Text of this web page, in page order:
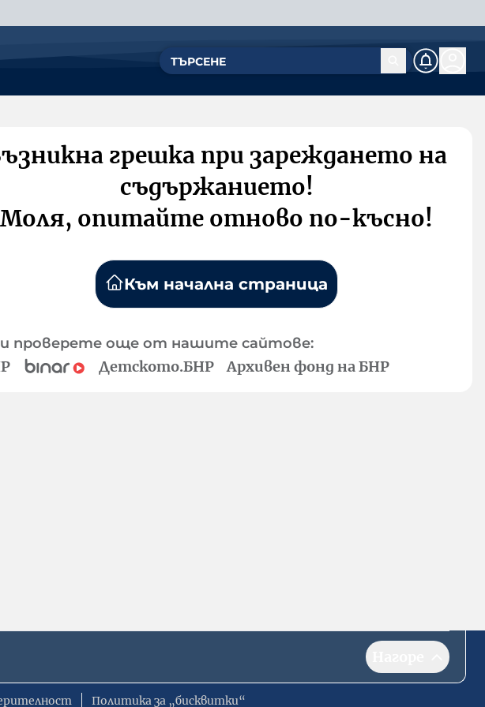
грешка при зареждането на
съдържанието!
Моля, опитайте отново по-късно!
Към начална страница
проверете още от нашите сайтове:
Детското.БНР Архивен фонд на БНР
Политика за „бисквитки“